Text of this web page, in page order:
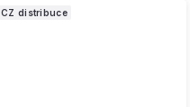
CZ distribuce